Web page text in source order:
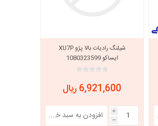
شیلنگ رادیات بالا پژو XU7P
ایساکو 1080323599
6,921,600 ریال
i
h